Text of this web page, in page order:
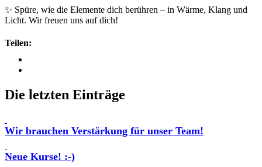
✨ Spüre, wie die Elemente dich berühren – in Wärme, Klang und
Licht. Wir freuen uns auf dich!
Teilen:
Die letzten Einträge
Wir brauchen Verstärkung für unser Team!
Neue Kurse! :-)